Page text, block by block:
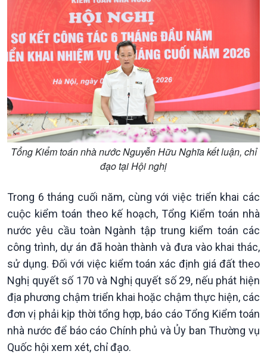
Tin Đời sống & Xã hội
360 độ Sức khỏe
Chuyển đổi Xanh
Tài nguyên và Môi trường
Chuyên gia của bạn
Xã hội chuyển động
Bước chân đến trường
Tin Khoa học & Công nghệ
Kết nối công nghệ
Sống chung với biến đổi
khí hậu
Văn hoá & Du lịch
Tin Văn hoá & Du lịch
Chát với người nổi tiếng
Câu chuyện Thể thao
Multimedia
Ảnh
Video
Infographic
E-Magazine
Tổng Kiểm toán nhà nước Nguyễn Hữu Nghĩa kết luận, chỉ
đạo tại Hội nghị
Trong 6 tháng cuối năm, cùng với việc triển khai các
cuộc kiểm toán theo kế hoạch, Tổng Kiểm toán nhà
nước yêu cầu toàn Ngành tập trung kiểm toán các
công trình, dự án đã hoàn thành và đưa vào khai thác,
sử dụng. Đối với việc kiểm toán xác định giá đất theo
Nghị quyết số 170 và Nghị quyết số 29, nếu phát hiện
địa phương chậm triển khai hoặc chậm thực hiện, các
đơn vị phải kịp thời tổng hợp, báo cáo Tổng Kiểm toán
nhà nước để báo cáo Chính phủ và Ủy ban Thường vụ
Quốc hội xem xét, chỉ đạo.